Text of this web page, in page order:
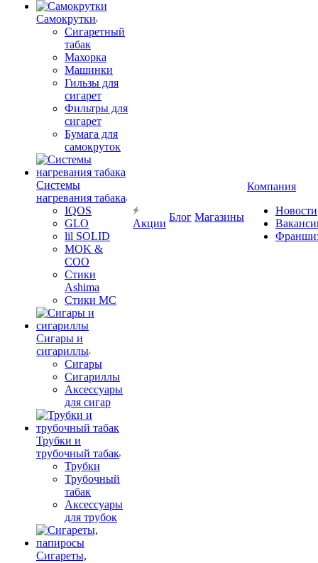
Самокрутки
Сигаретный
табак
Махорка
Машинки
Гильзы для
сигарет
Фильтры для
сигарет
Бумага для
самокруток
Системы
нагревания табака
IQOS
GLO
lil SOLID
MOK &
COO
Стики
Ashima
Стики MC
Сигары и
сигариллы
Сигары
Сигариллы
Аксессуары
для сигар
Трубки и
трубочный табак
Трубки
Трубочный
табак
Аксессуары
для трубок
Сигареты,
Акции
Блог Магазины
Компания
Новости